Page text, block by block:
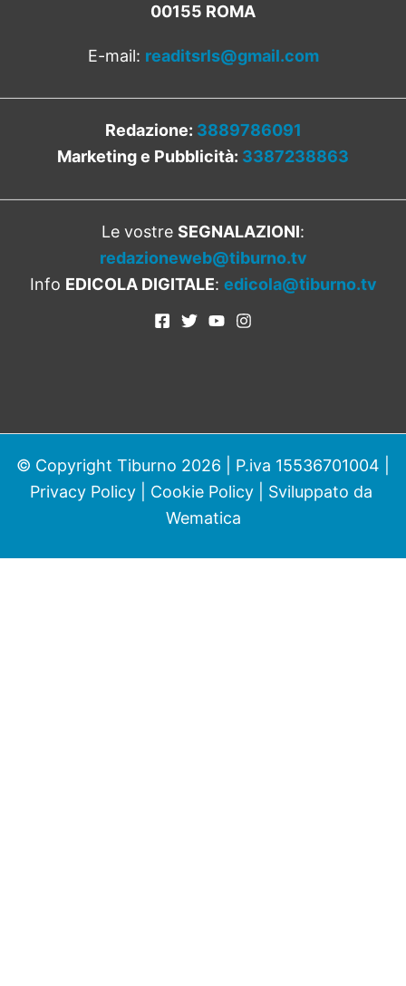
00155 ROMA
E-mail: readitsrls@gmail.com
Redazione: 3889786091
Marketing e Pubblicità: 3387238863
Le vostre SEGNALAZIONI:
redazioneweb@tiburno.tv
Info EDICOLA DIGITALE: edicola@tiburno.tv
© Copyright Tiburno 2026 | P.iva 15536701004 |
Privacy Policy| Cookie Policy| Sviluppato da
Wematica